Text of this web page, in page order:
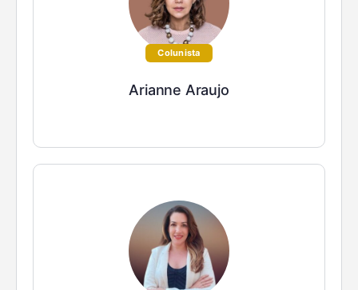
Colunista
Arianne Araujo